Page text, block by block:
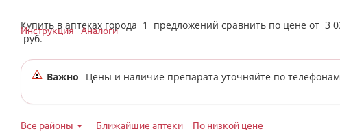
Купить в аптеках города 1 предложений сравнить по цене от 3
руб.
Инструкция Аналоги
Важно Цены и наличие препарата уточняйте по
Все районы Ближайшие аптеки По низкой цене